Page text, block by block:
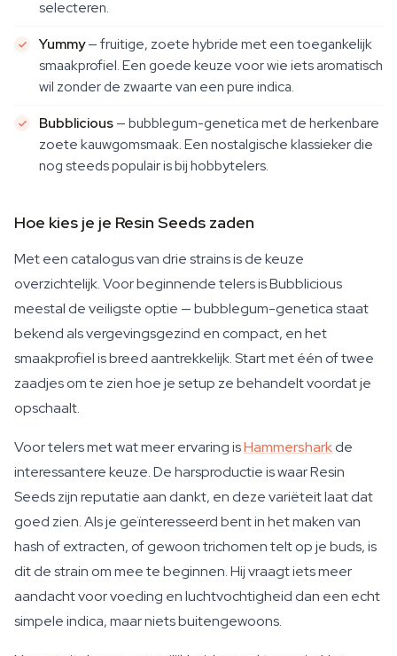
selecteren.
Yummy— fruitige, zoete hybride met een toegankelijk
smaakprofiel. Een goede keuze voor wie iets aromatisch
wil zonder de zwaarte van een pure indica.
Bubblicious— bubblegum-genetica met de herkenbare
zoete kauwgomsmaak. Een nostalgische klassieker die
nog steeds populair is bij hobbytelers.
Hoe kies je je Resin Seeds zaden
Met een catalogus van drie strains is de keuze
overzichtelijk. Voor beginnende telers is Bubblicious
meestal de veiligste optie — bubblegum-genetica staat
bekend als vergevingsgezind en compact, en het
smaakprofiel is breed aantrekkelijk. Start met één of twee
zaadjes om te zien hoe je setup ze behandelt voordat je
opschaalt.
Voor telers met wat meer ervaring isHammersharkde
interessantere keuze. De harsproductie is waar Resin
Seeds zijn reputatie aan dankt, en deze variëteit laat dat
goed zien. Als je geïnteresseerd bent in het maken van
hash of extracten, of gewoon trichomen telt op je buds, is
dit de strain om mee te beginnen. Hij vraagt iets meer
aandacht voor voeding en luchtvochtigheid dan een echt
simpele indica, maar niets buitengewoons.